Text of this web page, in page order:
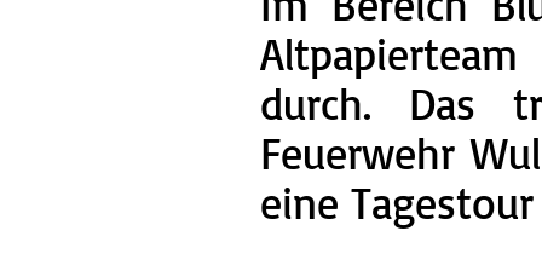
durch. Das
Feuerwehr
eine